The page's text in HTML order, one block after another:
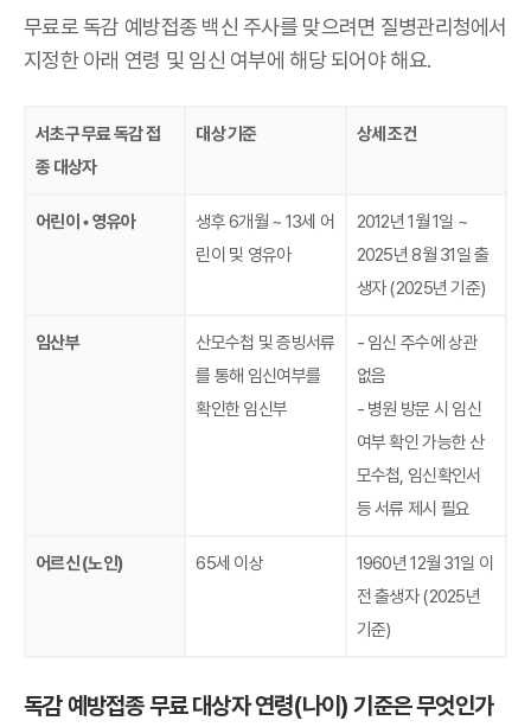
무료로 독감 예방접종 백신 주사를 맞으려면 질병관리청에서
지정한 아래 연령 및 임신 여부에 해당 되어야 해요.
서초구 무료 독감 접
종 대상자
대상 기준 상세 조건
어린이 • 영유아
생후 6개월 ~ 13세 어
린이 및 영유아
2012년 1월 1일 ~
2025년 8월 31일 출
생자 (2025년 기준)
임산부
산모수첩 및 증빙서류
를 통해 임신여부를
확인한 임신부
- 임신 주수에 상관
없음
- 병원 방문 시 임신
여부 확인 가능한 산
모수첩, 임신확인서
등 서류 제시 필요
어르신 (노인) 65세 이상
1960년 12월 31일 이
전 출생자 (2025년
기준)
독감 예방접종 무료 대상자 연령(나이) 기준은 무엇인가